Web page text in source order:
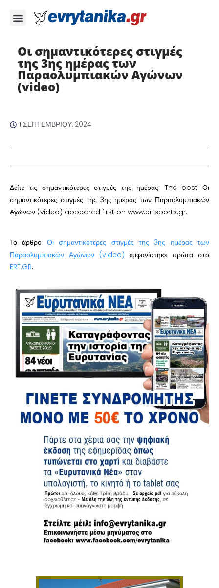
Οι σημαντικότερες στιγμές
της 3ης ημέρας των
Παραολυμπιακών Αγώνων
(video)
1 ΣΕΠΤΕΜΒΡΊΟΥ, 2024
Δείτε τις σημαντικότερες στιγμές της ημέρας: The post Οι
σημαντικότερες στιγμές της 3ης ημέρας των Παραολυμπιακών
Αγώνων (video) appeared first on www.ertsports.gr.
Το άρθρο Οι σημαντικότερες στιγμές της 3ης ημέρας των
Παραολυμπιακών Αγώνων (video) εμφανίστηκε πρώτα στο
ERT.GR.